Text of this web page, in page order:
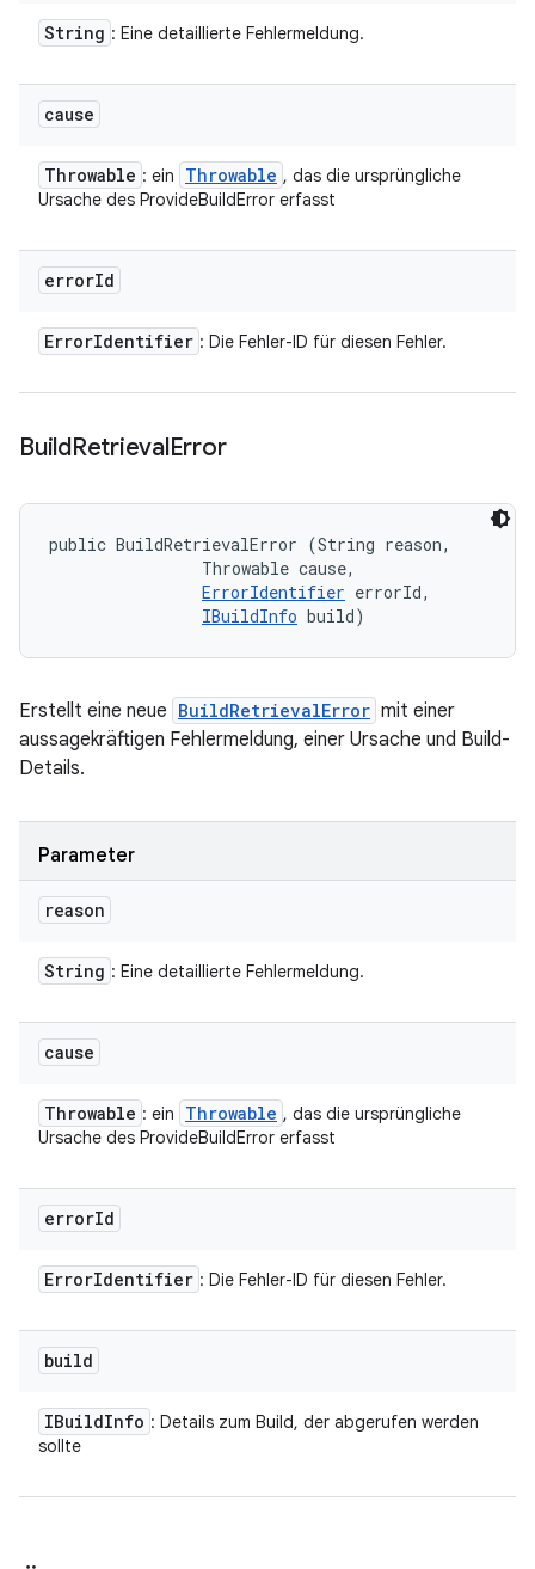
String : Eine detaillierte Fehlermeldung.
cause
Throwable : ein Throwable , das die ursprüngliche
Ursache des ProvideBuildError erfasst
errorId
ErrorIdentifier : Die Fehler-ID für diesen Fehler.
BuildRetrievalError
public BuildRetrievalError (String reason,
                Throwable cause,
ErrorIdentifier errorId,
IBuildInfo build)
Erstellt eine neue BuildRetrievalError mit einer
aussagekräftigen Fehlermeldung, einer Ursache und Build-
Details.
Parameter
reason
String : Eine detaillierte Fehlermeldung.
cause
Throwable : ein Throwable , das die ursprüngliche
Ursache des ProvideBuildError erfasst
errorId
ErrorIdentifier : Die Fehler-ID für diesen Fehler.
build
IBuildInfo : Details zum Build, der abgerufen werden
sollte